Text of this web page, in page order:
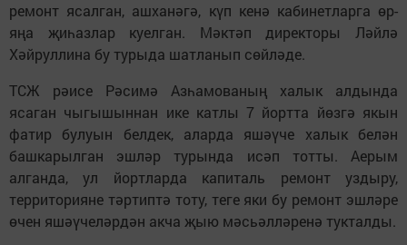
ремонт ясалган, ашханәгә, күп кенә кабинетларга өр-
яңа җиһазлар куелган. Мәктәп директоры Ләйлә
Хәйруллина бу турыда шатланып сөйләде.
ТСЖ рәисе Рәсимә Азһамованың халык алдында
ясаган чыгышыннан ике катлы 7 йортта йөзгә якын
фатир булуын белдек, аларда яшәүче халык белән
башкарылган эшләр турында исәп тотты. Аерым
алганда, ул йортларда капиталь ремонт уздыру,
территорияне тәртиптә тоту, теге яки бу ремонт эшләре
өчен яшәүчеләрдән акча җыю мәсьәлләренә тукталды.